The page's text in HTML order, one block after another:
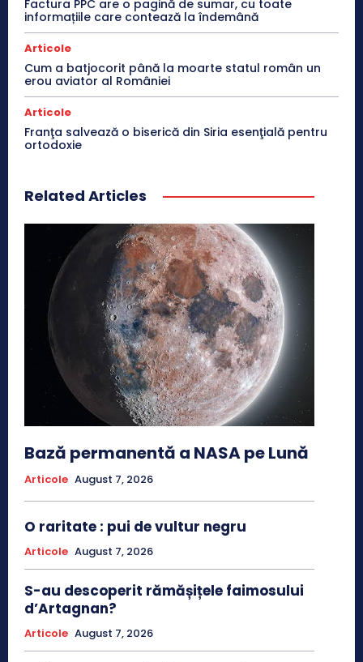
Factura PPC are o pagină de sumar, cu toate
informațiile care contează la îndemână
Articole
Cum a batjocorit până la moarte statul român un
erou aviator al României
Articole
Franţa salvează o biserică din Siria esenţială pentru
ortodoxie
Related Articles
Bază permanentă a NASA pe Lună
Articole August 7, 2026
O raritate : pui de vultur negru
Articole August 7, 2026
S-au descoperit rămășițele faimosului
d’Artagnan?
Articole August 7, 2026